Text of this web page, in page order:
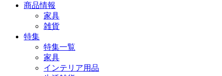
商品情報
家具
雑貨
特集
特集一覧
家具
インテリア用品